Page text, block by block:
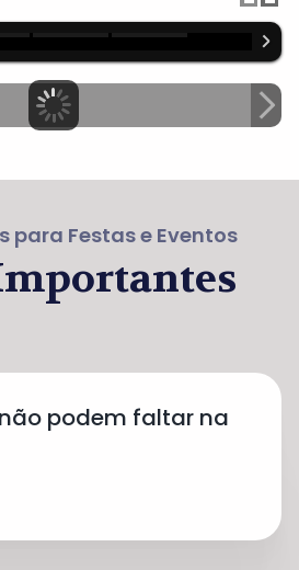
para Festas e Eventos
podem faltar na